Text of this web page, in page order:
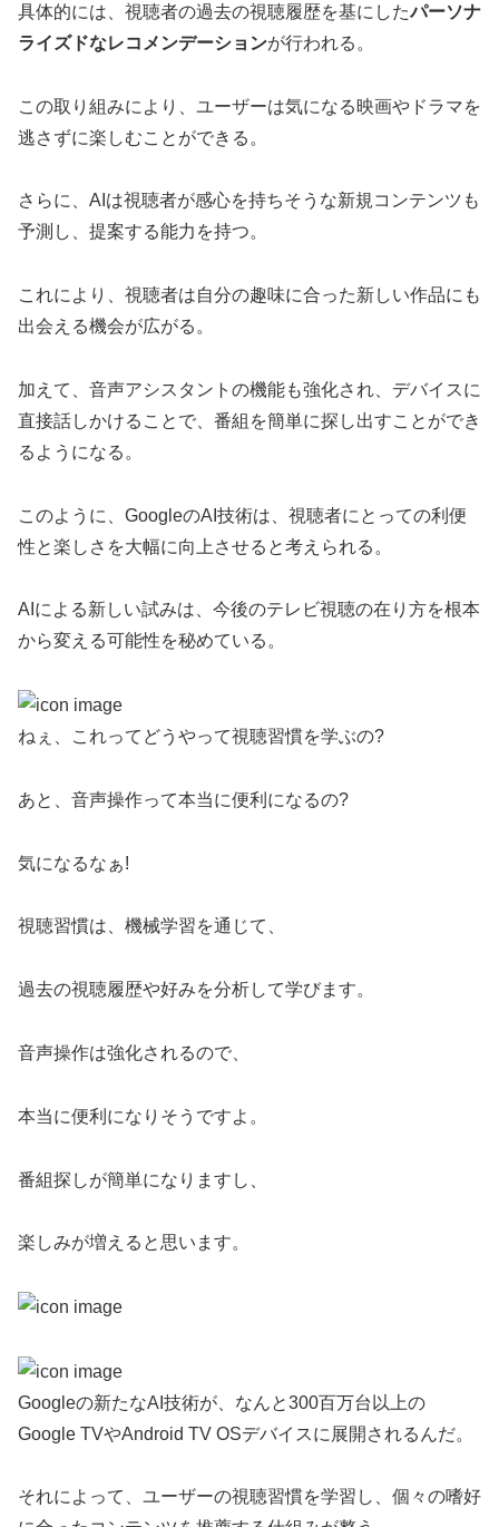
具体的には、視聴者の過去の視聴履歴を基にしたパーソナ
ライズドなレコメンデーションが行われる。
この取り組みにより、ユーザーは気になる映画やドラマを
逃さずに楽しむことができる。
さらに、AIは視聴者が感心を持ちそうな新規コンテンツも
予測し、提案する能力を持つ。
これにより、視聴者は自分の趣味に合った新しい作品にも
出会える機会が広がる。
加えて、音声アシスタントの機能も強化され、デバイスに
直接話しかけることで、番組を簡単に探し出すことができ
るようになる。
このように、GoogleのAI技術は、視聴者にとっての利便
性と楽しさを大幅に向上させると考えられる。
AIによる新しい試みは、今後のテレビ視聴の在り方を根本
から変える可能性を秘めている。
ねぇ、これってどうやって視聴習慣を学ぶの?
あと、音声操作って本当に便利になるの?
気になるなぁ!
視聴習慣は、機械学習を通じて、
過去の視聴履歴や好みを分析して学びます。
音声操作は強化されるので、
本当に便利になりそうですよ。
番組探しが簡単になりますし、
楽しみが増えると思います。
Googleの新たなAI技術が、なんと300百万台以上の
Google TVやAndroid TV OSデバイスに展開されるんだ。
それによって、ユーザーの視聴習慣を学習し、個々の嗜好